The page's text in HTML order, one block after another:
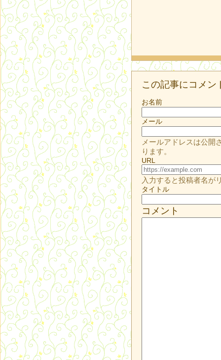
この記事にコメン
お名前
メール
メールアドレスは公開
ります。
URL
入力すると投稿者名が
タイトル
コメント